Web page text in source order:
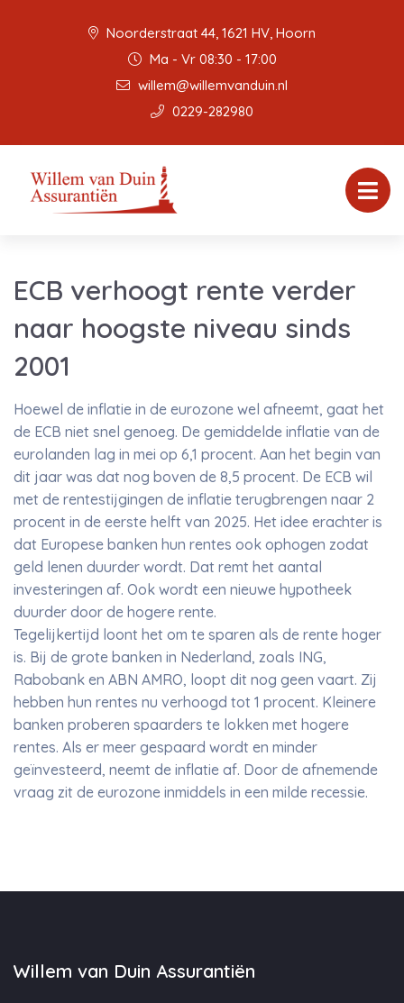
Noorderstraat 44, 1621 HV, Hoorn
Ma - Vr 08:30 - 17:00
willem@willemvanduin.nl
0229-282980
ECB verhoogt rente verder
naar hoogste niveau sinds
2001
Hoewel de inflatie in de eurozone wel afneemt, gaat het
de ECB niet snel genoeg. De gemiddelde inflatie van de
eurolanden lag in mei op 6,1 procent. Aan het begin van
dit jaar was dat nog boven de 8,5 procent. De ECB wil
met de rentestijgingen de inflatie terugbrengen naar 2
procent in de eerste helft van 2025. Het idee erachter is
dat Europese banken hun rentes ook ophogen zodat
geld lenen duurder wordt. Dat remt het aantal
investeringen af. Ook wordt een nieuwe hypotheek
duurder door de hogere rente.
Tegelijkertijd loont het om te sparen als de rente hoger
is. Bij de grote banken in Nederland, zoals ING,
Rabobank en ABN AMRO, loopt dit nog geen vaart. Zij
hebben hun rentes nu verhoogd tot 1 procent. Kleinere
banken proberen spaarders te lokken met hogere
rentes. Als er meer gespaard wordt en minder
geïnvesteerd, neemt de inflatie af. Door de afnemende
vraag zit de eurozone inmiddels in een milde recessie.
Willem van Duin Assurantiën